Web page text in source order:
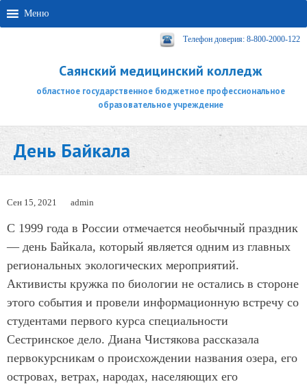
Меню
Телефон доверия: 8-800-2000-122
Саянский медицинский колледж
областное государственное бюджетное профессиональное
образовательное учреждение
День Байкала
Сен 15, 2021 admin
С 1999 года в России отмечается необычный праздник
— день Байкала, который является одним из главных
региональных экологических мероприятий.
Активисты кружка по биологии не остались в стороне
этого события и провели информационную встречу со
студентами первого курса специальности
Сестринское дело. Диана Чистякова рассказала
первокурсникам о происхождении названия озера, его
островах, ветрах, народах, населяющих его